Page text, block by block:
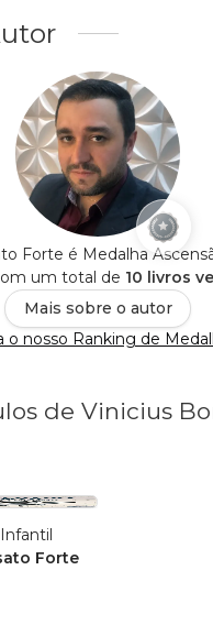
Forte é Medalha
um total de 10 livros
Mais sobre o autor
o nosso Ranking de
de Vinicius
Forte